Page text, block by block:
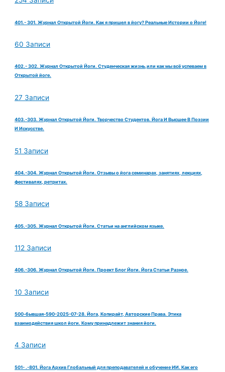
401.- 301. Журнал Открытой Йоги. Как я пришел в йогу? Реальные Истории о Йоге!
60 Записи
402.- 302. Журнал Открытой Йоги. Студенческая жизнь,или как мы всё успеваем в
Открытой йоге.
27 Записи
403.-303. Журнал Открытой Йоги. Творчество Студентов. Йога И Высшее В Поэзии
И Искусстве.
51 Записи
404.-304. Журнал Открытой Йоги. Отзывы о йога семинарах, занятиях, лекциях,
фестивалях, ретритах.
58 Записи
405.-305. Журнал Открытой Йоги. Статьи на английском языке.
112 Записи
406.-306. Журнал Открытой Йоги. Проект Блог Йоги. Йога Статьи Разное.
10 Записи
500-бывшая-590-2025-07-28. Йога, Копирайт, Авторские Права. Этика
взаимодействия школ йоги. Кому принадлежит знания йоги.
4 Записи
501- .-801. Йога Архив Глобальный для преподавателей и обучение ИИ. Как его